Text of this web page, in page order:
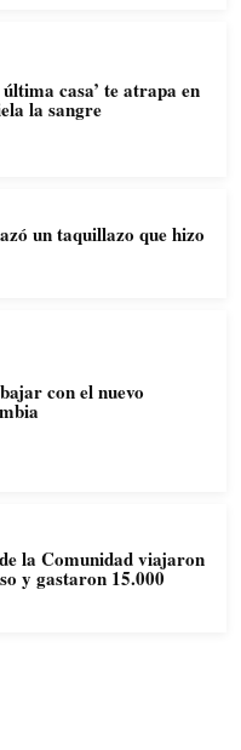
casa’ te atrapa en
la sangre
un taquillazo que hizo
con el nuevo
la Comunidad viajaron
y gastaron 15.000